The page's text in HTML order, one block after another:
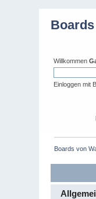
Willkommen
Einloggen mit
Boards von